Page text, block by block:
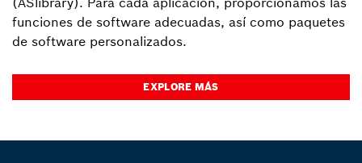
funciones de software adecuadas, así como paquetes
de software personalizados.
EXPLORE MÁS